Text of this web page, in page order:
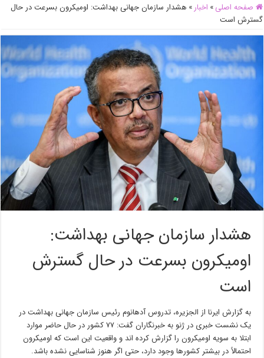
صفحه اصلی » اخبار » هشدار سازمان جهانی بهداشت: اومیکرون بسرعت در حال
گسترش است
هشدار سازمان جهانی بهداشت:
اومیکرون بسرعت در حال گسترش
است
به گزارش ایرنا از الجزیره، تدروس آدهانوم رئیس سازمان جهانی بهداشت در
یک نشست خبری در ژنو به خبرنگاران گفت: ۷۷ کشور در حال حاضر موارد
ابتلا به سویه اومیکرون را گزارش کرده اند و واقعیت این است که اومیکرون
احتمالاً در بیشتر کشورها وجود دارد، حتی اگر هنوز شناسایی نشده باشد.